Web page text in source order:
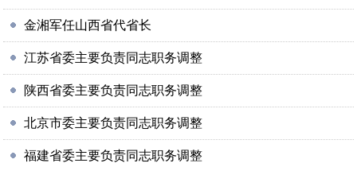
金湘军任山西省代省长
江苏省委主要负责同志职务调整
陕西省委主要负责同志职务调整
北京市委主要负责同志职务调整
福建省委主要负责同志职务调整